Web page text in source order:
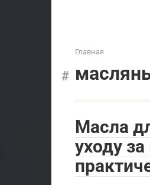
Главная
Масла
уходу